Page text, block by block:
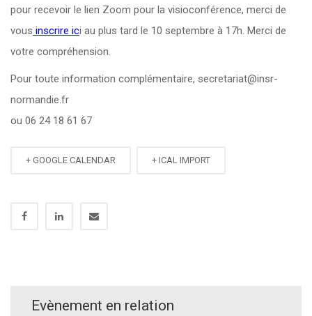
pour recevoir le lien Zoom pour la visioconférence, merci de
vous inscrire ici au plus tard le 10 septembre à 17h. Merci de
votre compréhension.
Pour toute information complémentaire, secretariat@insr-
normandie.fr
ou 06 24 18 61 67
+ GOOGLE CALENDAR + ICAL IMPORT
Evènement en relation